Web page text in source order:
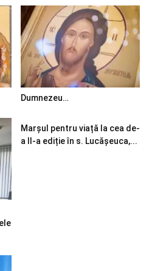
Dumnezeu…
Marșul pentru viață la cea de-
a II-a ediție în s. Lucășeuca,...